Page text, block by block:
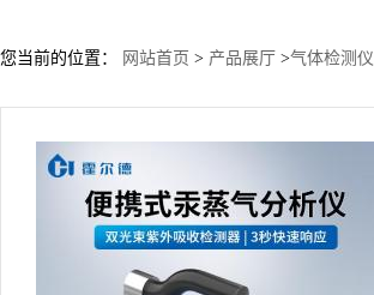
您当前的位置： 网站首页 > 产品展厅 >气体检测仪